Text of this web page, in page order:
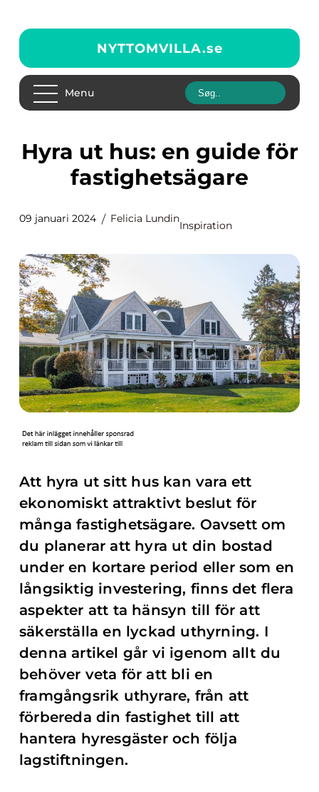
NYTTOMVILLA.se
Menu
Hyra ut hus: en guide för
fastighetsägare
09 januari 2024 Felicia Lundin
Inspiration
Att hyra ut sitt hus kan vara ett
ekonomiskt attraktivt beslut för
många fastighetsägare. Oavsett om
du planerar att hyra ut din bostad
under en kortare period eller som en
långsiktig investering, finns det flera
aspekter att ta hänsyn till för att
säkerställa en lyckad uthyrning. I
denna artikel går vi igenom allt du
behöver veta för att bli en
framgångsrik uthyrare, från att
förbereda din fastighet till att
hantera hyresgäster och följa
lagstiftningen.